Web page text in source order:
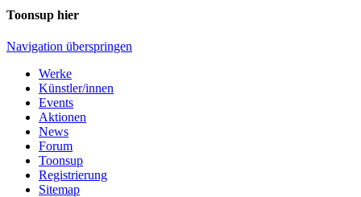
Toonsup hier
Navigation überspringen
Werke
Künstler/innen
Events
Aktionen
News
Forum
Toonsup
Registrierung
Sitemap